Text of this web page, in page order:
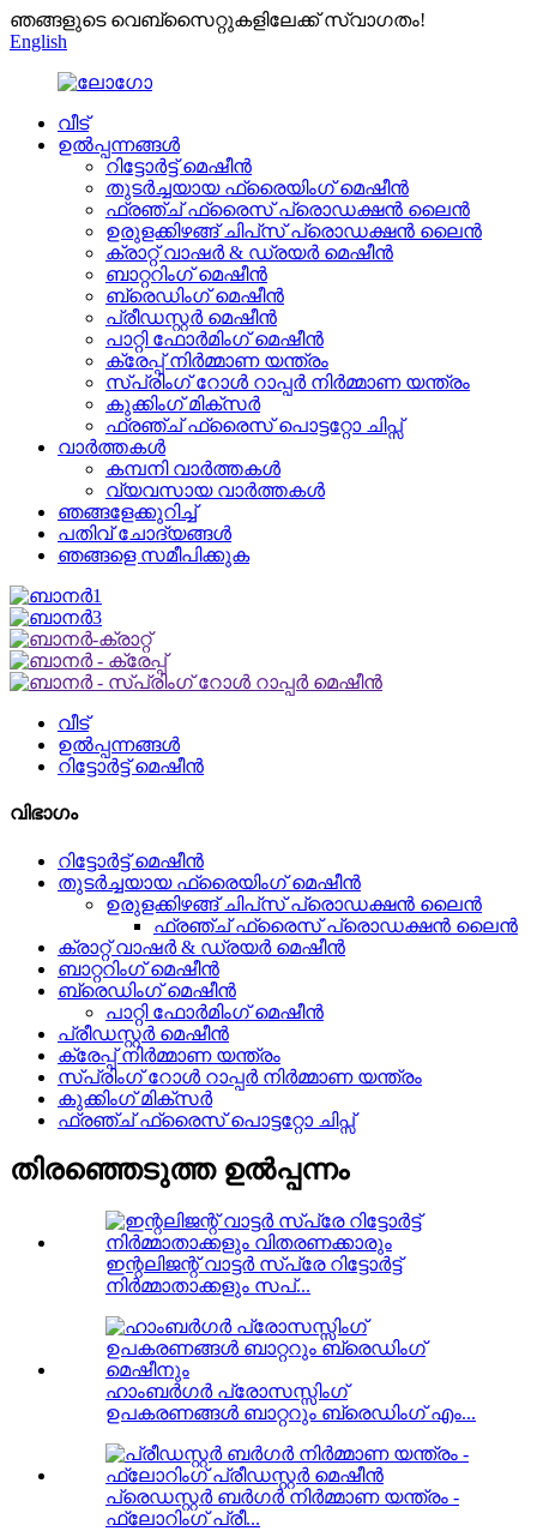
ഞങ്ങളുടെ വെബ്സൈറ്റുകളിലേക്ക് സ്വാഗതം!
English
വീട്
ഉൽപ്പന്നങ്ങൾ
റിട്ടോർട്ട് മെഷീൻ
തുടർച്ചയായ ഫ്രൈയിംഗ് മെഷീൻ
ഫ്രഞ്ച് ഫ്രൈസ് പ്രൊഡക്ഷൻ ലൈൻ
ഉരുളക്കിഴങ്ങ് ചിപ്‌സ് പ്രൊഡക്ഷൻ ലൈൻ
ക്രാറ്റ് വാഷർ & ഡ്രയർ മെഷീൻ
ബാറ്ററിംഗ് മെഷീൻ
ബ്രെഡിംഗ് മെഷീൻ
പ്രീഡസ്റ്റർ മെഷീൻ
പാറ്റി ഫോർമിംഗ് മെഷീൻ
ക്രേപ്പ് നിർമ്മാണ യന്ത്രം
സ്പ്രിംഗ് റോൾ റാപ്പർ നിർമ്മാണ യന്ത്രം
കുക്കിംഗ് മിക്സർ
ഫ്രഞ്ച് ഫ്രൈസ് പൊട്ടറ്റോ ചിപ്സ്
വാർത്തകൾ
കമ്പനി വാർത്തകൾ
വ്യവസായ വാർത്തകൾ
ഞങ്ങളേക്കുറിച്ച്
പതിവ് ചോദ്യങ്ങൾ
ഞങ്ങളെ സമീപിക്കുക
വീട്
ഉൽപ്പന്നങ്ങൾ
റിട്ടോർട്ട് മെഷീൻ
വിഭാഗം
റിട്ടോർട്ട് മെഷീൻ
തുടർച്ചയായ ഫ്രൈയിംഗ് മെഷീൻ
ഉരുളക്കിഴങ്ങ് ചിപ്‌സ് പ്രൊഡക്ഷൻ ലൈൻ
ഫ്രഞ്ച് ഫ്രൈസ് പ്രൊഡക്ഷൻ ലൈൻ
ക്രാറ്റ് വാഷർ & ഡ്രയർ മെഷീൻ
ബാറ്ററിംഗ് മെഷീൻ
ബ്രെഡിംഗ് മെഷീൻ
പാറ്റി ഫോർമിംഗ് മെഷീൻ
പ്രീഡസ്റ്റർ മെഷീൻ
ക്രേപ്പ് നിർമ്മാണ യന്ത്രം
സ്പ്രിംഗ് റോൾ റാപ്പർ നിർമ്മാണ യന്ത്രം
കുക്കിംഗ് മിക്സർ
ഫ്രഞ്ച് ഫ്രൈസ് പൊട്ടറ്റോ ചിപ്സ്
തിരഞ്ഞെടുത്ത ഉൽപ്പന്നം
ഇന്റലിജന്റ് വാട്ടർ സ്പ്രേ റിട്ടോർട്ട്
നിർമ്മാതാക്കളും സപ്...
ഹാംബർഗർ പ്രോസസ്സിംഗ്
ഉപകരണങ്ങൾ ബാറ്ററും ബ്രെഡിംഗ് എം...
പ്രെഡസ്റ്റർ ബർഗർ നിർമ്മാണ യന്ത്രം -
ഫ്ലോറിംഗ് പ്രീ...